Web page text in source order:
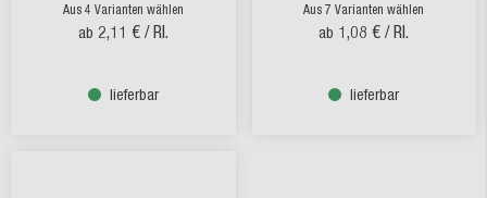
Aus 4 Varianten wählen
ab 2,11 € / Rl.
lieferbar
Aus 7 Varianten wählen
ab 1,08 € / Rl.
lieferbar